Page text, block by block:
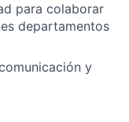
para colaborar
departamentos
y